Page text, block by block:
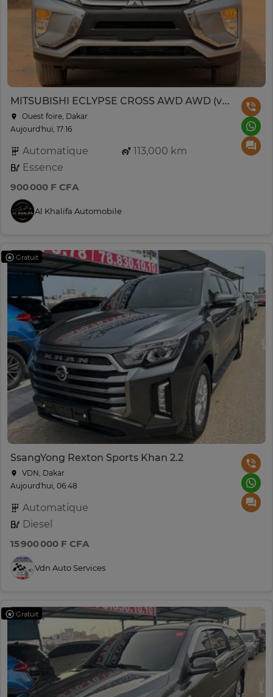
MITSUBISHI ECLYPSE CROSS AWD AWD (version 4X4) Année : 2018
Ouest foire, Dakar
Aujourd'hui, 17:16
Automatique
113,000 km
Essence
900 000 F CFA
Al Khalifa Automobile
Gratuit
SsangYong Rexton Sports Khan 2.2
VDN, Dakar
Aujourd'hui, 06:48
Automatique
Diesel
15 900 000 F CFA
Vdn Auto Services
Gratuit